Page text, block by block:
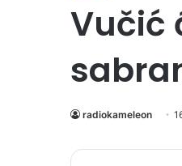
Vučić
radiokameleon